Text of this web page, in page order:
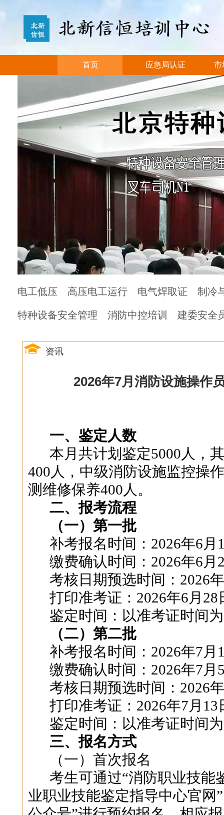
首页 应急局认证 市
电工低压 高压电工运行 电气焊取证 制冷
特种设备安全管理 消防中控培训 建委安全
资讯
2026年7月消防设施操作
一、鉴定人数
本月共计划鉴定5000 人，
400 人，中级消防设施监控操作
测维修保养400 人。
二、报考流程
（一）第一批
补考报名时间： 2026年6月
缴费确认时间： 2026年6月
考核日期预选时间： 2026年
打印准考证： 2026年6月 28
鉴定时间：以准考证时间
（二）第二批
补考报名时间： 2026年7月
缴费确认时间： 2026年7月
考核日期预选时间： 2026年
打印准考证： 2026年7月 13
鉴定时间：以准考证时间
三、报名方式
（一） 首次报名
考生可通过“消防职业技能
业职业技能鉴定指导中心官网”